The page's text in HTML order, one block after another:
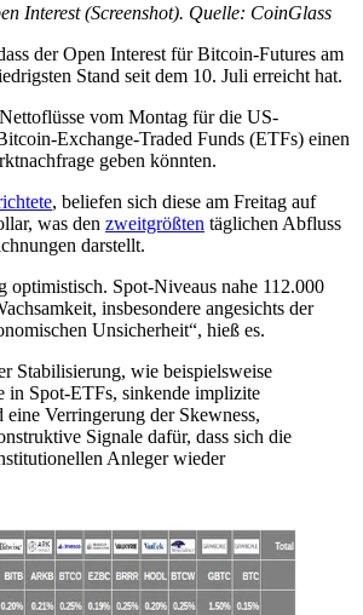
Interest (Screenshot). Quelle: CoinGlass
der Open Interest für Bitcoin-Futures am
Stand seit dem 10. Juli erreicht hat.
vom Montag für die US-
Exchange-Traded Funds (ETFs) einen
geben könnten.
, beliefen sich diese am Freitag auf
was den zweitgrößten täglichen Abfluss
darstellt.
optimistisch. Spot-Niveaus nahe 112.000
insbesondere angesichts der
Unsicherheit“, hieß es.
Stabilisierung, wie beispielsweise
in Spot-ETFs, sinkende implizite
Verringerung der Skewness,
Signale dafür, dass sich die
Anleger wieder